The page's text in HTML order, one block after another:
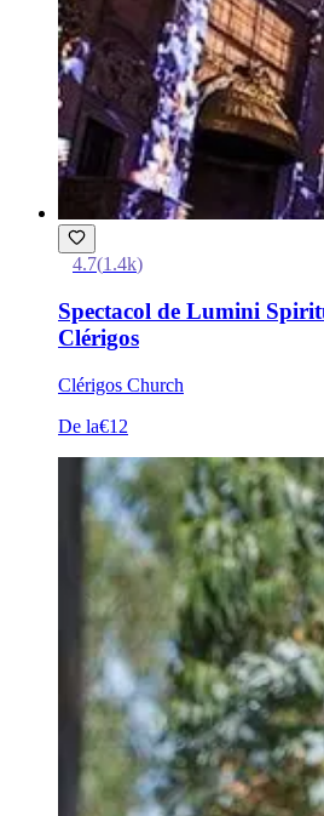
4.7(1.4k)
Spectacol de Lumini
Clérigos
Clérigos Church
De la€12